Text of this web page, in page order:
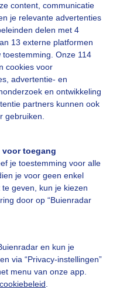
content, communicatie
je relevante advertenties
delen met 4
13 externe platformen
Onze 114
cookies voor
advertentie- en
en ontwikkeling
partners kunnen ook
gebruiken.
voor toegang
je toestemming voor alle
je voor geen enkel
geven, kun je kiezen
door op “Buienradar
en kun je
via “Privacy-instellingen”
menu van onze app.
cookiebeleid
31x bekeken
Een moment
De Bilt